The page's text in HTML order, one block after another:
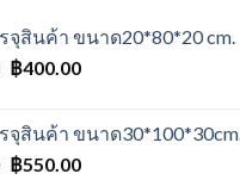
จุสินค้า ขนาด20*80*20 cm.
Original
฿500.00.
฿400.00Current
฿400.00.
จุสินค้า ขนาด30*100*30cm.
Original
฿550.00Current